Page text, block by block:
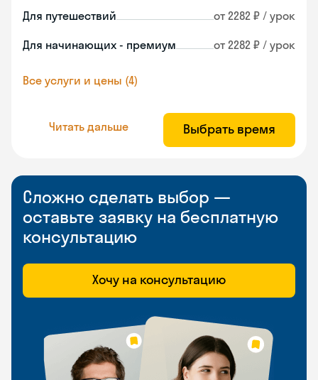
Для путешествий от 2282 ₽ / урок
Для начинающих - премиум от 2282 ₽ / урок
Все услуги и цены (4)
Читать дальше Выбрать время
Сложно сделать выбор —
оставьте заявку на бесплатную
консультацию
Хочу на консультацию